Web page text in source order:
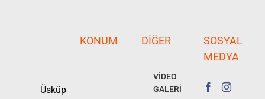
Üsküp
KONUM DIĞER
VİDEO
GALERİ
SOSYAL
MEDYA